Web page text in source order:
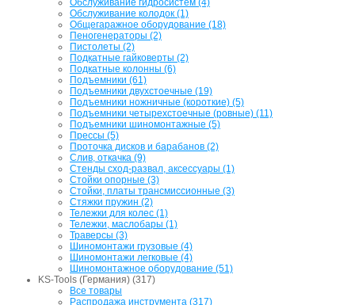
Обслуживание гидросистем (4)
Обслуживание колодок (1)
Общегаражное оборудование (18)
Пеногенераторы (2)
Пистолеты (2)
Подкатные гайковерты (2)
Подкатные колонны (6)
Подъемники (61)
Подъемники двухстоечные (19)
Подъемники ножничные (короткие) (5)
Подъемники четырехстоечные (ровные) (11)
Подъемники шиномонтажные (5)
Прессы (5)
Проточка дисков и барабанов (2)
Слив, откачка (9)
Стенды сход-развал, аксессуары (1)
Стойки опорные (3)
Стойки, платы трансмиссионные (3)
Стяжки пружин (2)
Тележки для колес (1)
Тележки, маслобары (1)
Траверсы (3)
Шиномонтажи грузовые (4)
Шиномонтажи легковые (4)
Шиномонтажное оборудование (51)
KS-Tools (Германия) (317)
Все товары
Распродажа инструмента (317)